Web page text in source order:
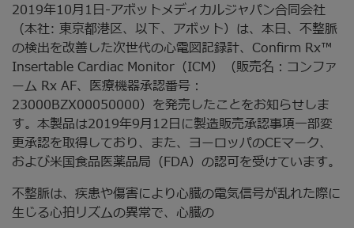
2019年10月1日-アボットメディカルジャパン合同会社
（本社: 東京都港区、以下、アボット）は、本日、不整脈
の検出を改善した次世代の心電図記録計、Confirm Rx™
Insertable Cardiac Monitor（ICM）（販売名：コンファ
ーム Rx AF、医療機器承認番号：
23000BZX00050000）を発売したことをお知らせしま
す。本製品は2019年9月12日に製造販売承認事項一部変
更承認を取得しており、また、ヨーロッパのCEマーク、
および米国食品医薬品局（FDA）の認可を受けています。
不整脈は、疾患や傷害により心臓の電気信号が乱れた際に
生じる心拍リズムの異常で、心臓の